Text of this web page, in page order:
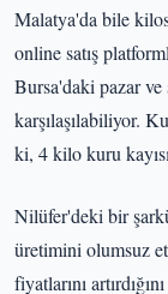
Malatya'da bile
online satış
Bursa'daki pazar
karşılaşılabiliyor.
ki, 4 kilo kuru
Nilüfer'deki bir
üretimini olumsuz
fiyatlarını